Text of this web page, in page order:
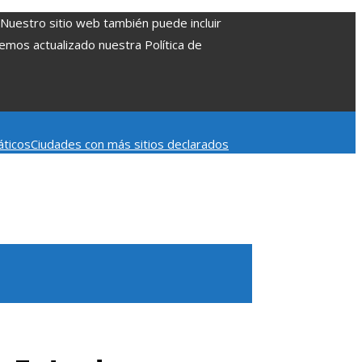
sitio web también puede incluir
actualizado nuestra Política de
Ciudades con más sitios declarados